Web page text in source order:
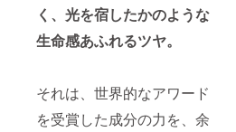
く、光を宿したかのような
生命感あふれるツヤ。
それは、世界的なアワード
を受賞した成分の力を、余